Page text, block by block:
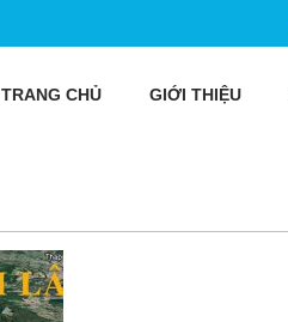
TRANG CHỦ GIỚI THIỆU